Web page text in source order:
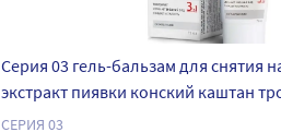
Серия 03 гель-бальзам для снятия
экстракт пиявки конский каштан
охлаждающий 75 мл
СЕРИЯ 03